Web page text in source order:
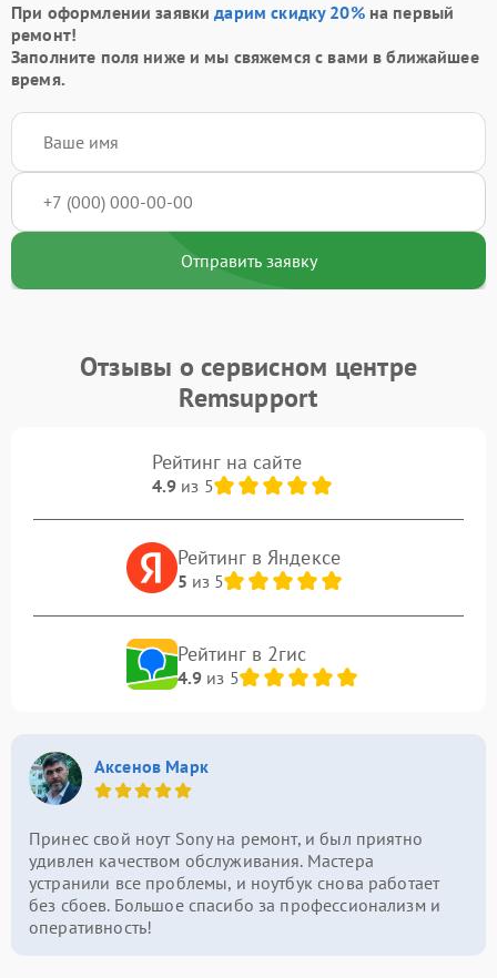
При оформлении заявкидарим скидку 20%на первый
ремонт!
Заполните поля ниже и мы свяжемся с вами в ближайшее
время.
Отправить заявку
Отзывы о сервисном центре
Remsupport
Рейтинг на сайте
4.9из 5
Рейтинг в Яндексе
5 из 5
Рейтинг в 2гис
4.9из 5
Аксенов Марк
Принес свой ноут Sony на ремонт, и был приятно
удивлен качеством обслуживания. Мастера
устранили все проблемы, и ноутбук снова работает
без сбоев. Большое спасибо за профессионализм и
оперативность!